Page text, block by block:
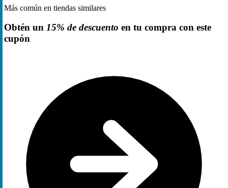
Más común en tiendas similares
Obtén un 15% de descuento en tu compra con este
cupón